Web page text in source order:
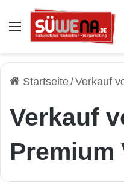
Auswahl
Startseite/Verkauf
Verkauf
Premium